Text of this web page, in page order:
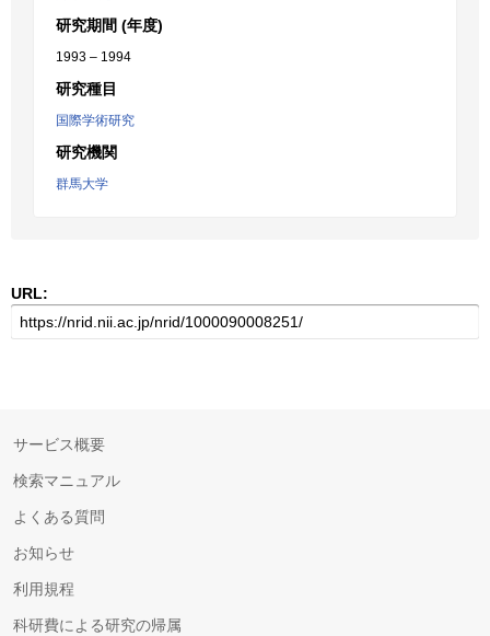
研究期間 (年度)
1993 – 1994
研究種目
国際学術研究
研究機関
群馬大学
URL:
サービス概要
検索マニュアル
よくある質問
お知らせ
利用規程
科研費による研究の帰属